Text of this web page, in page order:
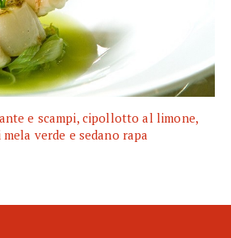
e scampi, cipollotto al limone,
verde e sedano rapa